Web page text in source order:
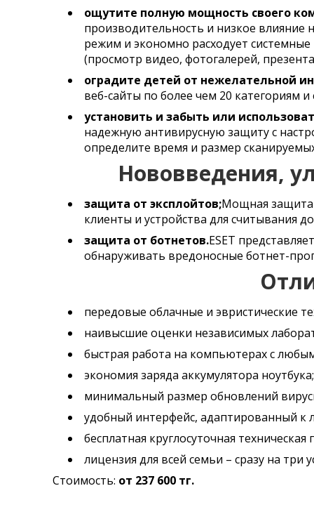
ощутите полную мощность своего
производительность и низкое
режим и экономно расходует
(просмотр видео, фотогалерей,
оградите детей от нежелательной
веб-сайты по более чем 20 категориям
установить и забыть или
надежную антивирусную защиту с
определите время и размер
Нововведения,
защита от эксплойтов;Мощная защита
клиенты и устройства для считывания
защита от ботнетов.ESET
обнаруживать вредоносные ботнет-
передовые облачные и эвристические
наивысшие оценки независимых
быстрая работа на компьютерах с
экономия заряда аккумулятора ноутбука;
минимальный размер обновлений
удобный интерфейс, адаптированный
бесплатная круглосуточная
лицензия для всей семьи – сразу на три
Стоимость: от 237 600 тг.